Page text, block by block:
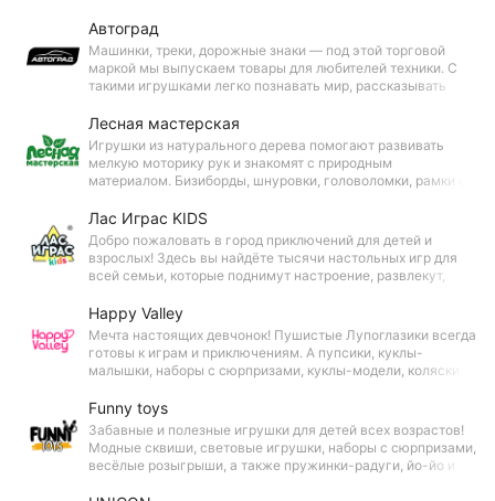
малышами можно заниматься уже с 6 месяцев.
Автоград
Машинки, треки, дорожные знаки — под этой торговой
маркой мы выпускаем товары для любителей техники. С
такими игрушками легко познавать мир, рассказывать
правилами дорожного движения.
Лесная мастерская
Игрушки из натурального дерева помогают развивать
мелкую моторику рук и знакомят с природным
материалом. Бизиборды, шнуровки, головоломки, рамки с
полезные, интересные, долговечные и безопасные для
детей.
Лас Играс KIDS
Добро пожаловать в город приключений для детей и
взрослых! Здесь вы найдёте тысячи настольных игр для
всей семьи, которые поднимут настроение, развлекут,
поколения.
Happy Valley
Мечта настоящих девчонок! Пушистые Лупоглазики всегда
готовы к играм и приключениям. А пупсики, куклы-
малышки, наборы с сюрпризами, куклы-модели, коляски,
сделают игры ещё увлекательнее!
Funny toys
Забавные и полезные игрушки для детей всех возрастов!
Модные сквиши, световые игрушки, наборы с сюрпризами,
весёлые розыгрыши, а также пружинки-радуги, йо-йо и